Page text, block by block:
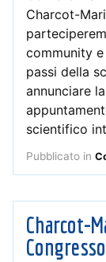
Charcot-
community
passi della
annunciare
scientifico
Pubblicato in
Charcot-